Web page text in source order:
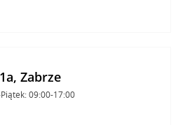
Zabrze
09:00-17:00